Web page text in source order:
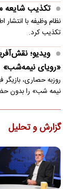
تکذیب شایعه
نظام وظیفه با انتشار
تکذیب کرد.
ویدیو؛
«رویای نیمه‌شب»
روزبه حصاری،
نیمه شب» را بدون
گزارش و تحلیل